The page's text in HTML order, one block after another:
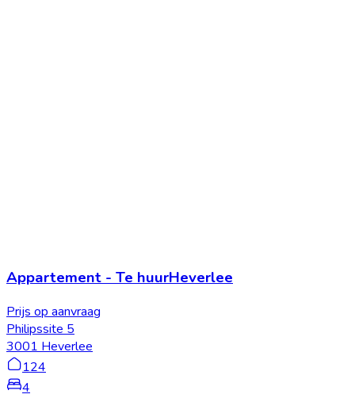
Appartement - Te huurHeverlee
Prijs op aanvraag
Philipssite 5
3001 Heverlee
124
4